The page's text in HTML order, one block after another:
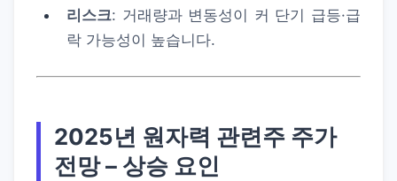
리스크: 거래량과 변동성이 커 단기 급등·급
락 가능성이 높습니다.
2025년 원자력 관련주 주가
전망 – 상승 요인